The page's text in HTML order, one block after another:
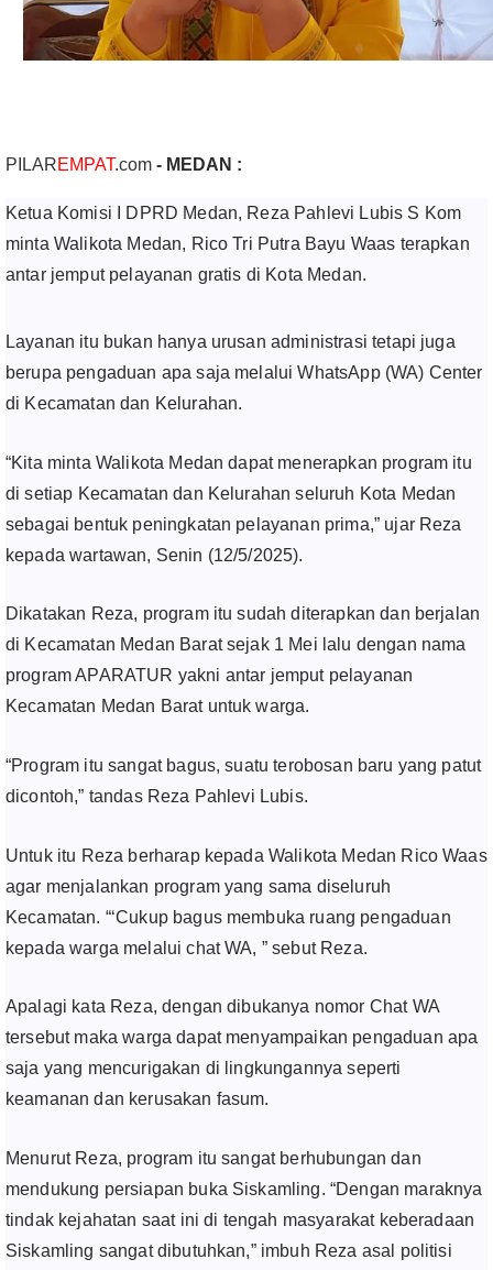
PILAREMPAT.com - MEDAN :
Ketua Komisi I DPRD Medan, Reza Pahlevi Lubis S Kom
minta Walikota Medan, Rico Tri Putra Bayu Waas terapkan
antar jemput pelayanan gratis di Kota Medan.
Layanan itu bukan hanya urusan administrasi tetapi juga
berupa pengaduan apa saja melalui WhatsApp (WA) Center
di Kecamatan dan Kelurahan.
“Kita minta Walikota Medan dapat menerapkan program itu
di setiap Kecamatan dan Kelurahan seluruh Kota Medan
sebagai bentuk peningkatan pelayanan prima,” ujar Reza
kepada wartawan, Senin (12/5/2025).
Dikatakan Reza, program itu sudah diterapkan dan berjalan
di Kecamatan Medan Barat sejak 1 Mei lalu dengan nama
program APARATUR yakni antar jemput pelayanan
Kecamatan Medan Barat untuk warga.
“Program itu sangat bagus, suatu terobosan baru yang patut
dicontoh,” tandas Reza Pahlevi Lubis.
Untuk itu Reza berharap kepada Walikota Medan Rico Waas
agar menjalankan program yang sama diseluruh
Kecamatan. “‘Cukup bagus membuka ruang pengaduan
kepada warga melalui chat WA, ” sebut Reza.
Apalagi kata Reza, dengan dibukanya nomor Chat WA
tersebut maka warga dapat menyampaikan pengaduan apa
saja yang mencurigakan di lingkungannya seperti
keamanan dan kerusakan fasum.
Menurut Reza, program itu sangat berhubungan dan
mendukung persiapan buka Siskamling. “Dengan maraknya
tindak kejahatan saat ini di tengah masyarakat keberadaan
Siskamling sangat dibutuhkan,” imbuh Reza asal politisi